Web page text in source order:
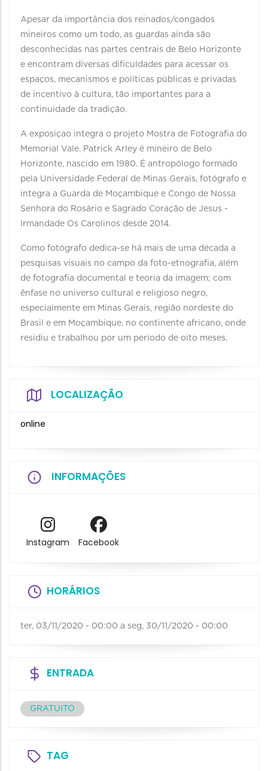
Apesar da importância dos reinados/congados
mineiros como um todo, as guardas ainda são
desconhecidas nas partes centrais de Belo Horizonte
e encontram diversas dificuldades para acessar os
espaços, mecanismos e políticas públicas e privadas
de incentivo à cultura, tão importantes para a
continuidade da tradição.
A exposiçao integra o projeto Mostra de Fotografia do
Memorial Vale. Patrick Arley é mineiro de Belo
Horizonte, nascido em 1980. É antropólogo formado
pela Universidade Federal de Minas Gerais, fotógrafo e
integra a Guarda de Moçambique e Congo de Nossa
Senhora do Rosário e Sagrado Coração de Jesus -
Irmandade Os Carolinos desde 2014.
Como fotógrafo dedica-se há mais de uma década a
pesquisas visuais no campo da foto-etnografia, além
de fotografia documental e teoria da imagem; com
ênfase no universo cultural e religioso negro,
especialmente em Minas Gerais, região nordeste do
Brasil e em Moçambique, no continente africano, onde
residiu e trabalhou por um período de oito meses.
LOCALIZAÇÃO
online
INFORMAÇÕES
Instagram Facebook
HORÁRIOS
ter, 03/11/2020 - 00:00 a seg, 30/11/2020 - 00:00
ENTRADA
GRATUITO
TAG